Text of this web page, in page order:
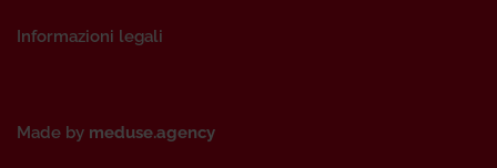
Made by meduse.agency
Informazioni legali